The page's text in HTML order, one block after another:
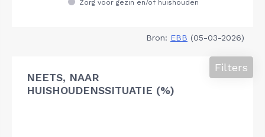
Bron: EBB (05-03-2026)
NEETS, NAAR
HUISHOUDENSSITUATIE (%)
Filters